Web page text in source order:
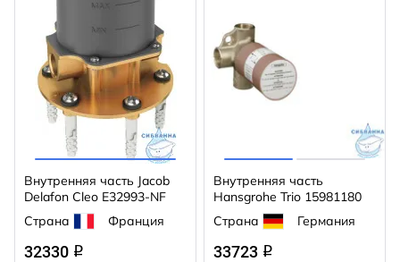
Внутренняя часть Jacob
Delafon Cleo E32993-NF
Страна
Франция
32330 q
Внутренняя часть
Hansgrohe Trio 15981180
Страна
Германия
33723 q